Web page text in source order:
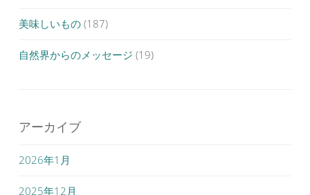
美味しいもの (187)
自然界からのメッセージ (19)
アーカイブ
2026年1月
2025年12月